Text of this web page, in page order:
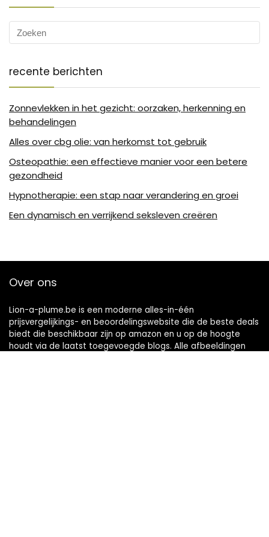
recente berichten
Zonnevlekken in het gezicht: oorzaken, herkenning en
behandelingen
Alles over cbg olie: van herkomst tot gebruik
Osteopathie: een effectieve manier voor een betere
gezondheid
Hypnotherapie: een stap naar verandering en groei
Een dynamisch en verrijkend seksleven creëren
Over ons
Lion-a-plume.be is een moderne alles-in-één
prijsvergelijkings- en beoordelingswebsite die de beste deals
biedt die beschikbaar zijn op amazon en u op de hoogte
houdt via de laatst toegevoegde blogs. Alle afbeeldingen